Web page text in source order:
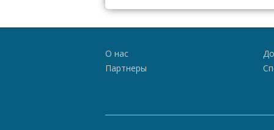
О нас
Партнеры